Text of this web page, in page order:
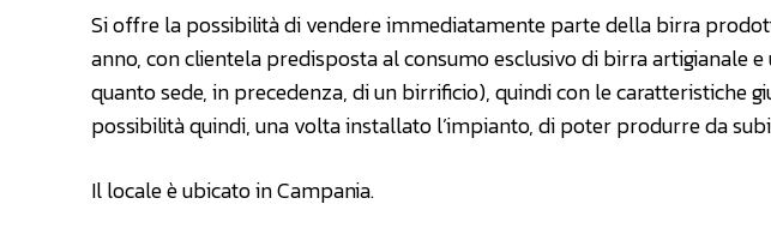
Si offre la possibilità di vendere immediatamente parte della birra
anno, con clientela predisposta al consumo esclusivo di birra artigianale
quanto sede, in precedenza, di un birrificio), quindi con le caratteristiche
possibilità quindi, una volta installato l’impianto, di poter produrre da
Il locale è ubicato in Campania.